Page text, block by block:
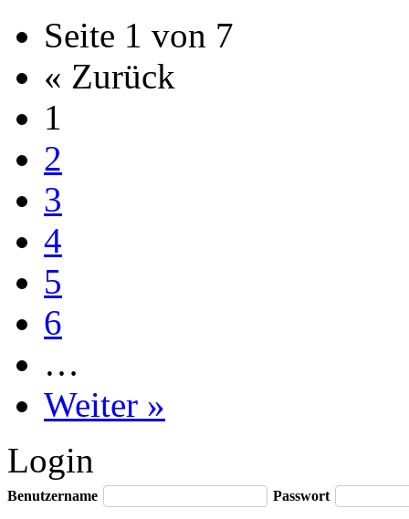
Seite 1 von 7
« Zurück
1
2
3
4
5
6
…
Weiter »
Login
Benutzername Passwort